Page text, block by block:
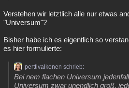
Verstehen wir letztlich alle nur etwas
"Universum"?
Bisher habe ich es eigentlich so
es hier formulierte:
perttivalkonen schrieb:
Bei nem flachen Universum
Universum zwar unendlich groß,